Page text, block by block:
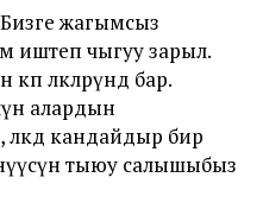
жагымсыз
иштеп чыгуу зарыл.
өлкөлөрүндө бар.
алардын
кандайдыр бир
тыюу салышыбыз